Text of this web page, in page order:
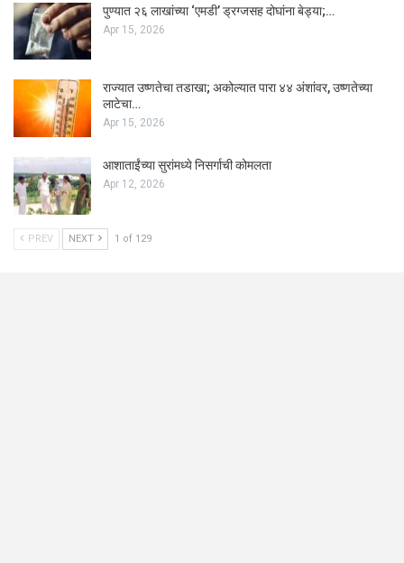
पुण्यात २६ लाखांच्या ‘एमडी’ ड्रग्जसह दोघांना बेड्या;…
Apr 15, 2026
राज्यात उष्णतेचा तडाखा; अकोल्यात पारा ४४ अंशांवर, उष्णतेच्या
लाटेचा…
Apr 15, 2026
आशाताईंच्या सुरांमध्ये निसर्गाची कोमलता
Apr 12, 2026
PREV NEXT 1 of 129